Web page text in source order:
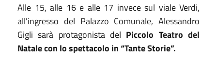
Alle 15, alle 16 e alle 17 invece sul viale Verdi,
all'ingresso del Palazzo Comunale, Alessandro
Gigli sarà protagonista del Piccolo Teatro del
Natale con lo spettacolo in “Tante Storie”.